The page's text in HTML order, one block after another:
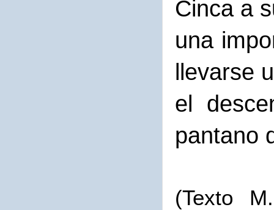
Cinca a
una
llevarse
el
pantano
(Texto